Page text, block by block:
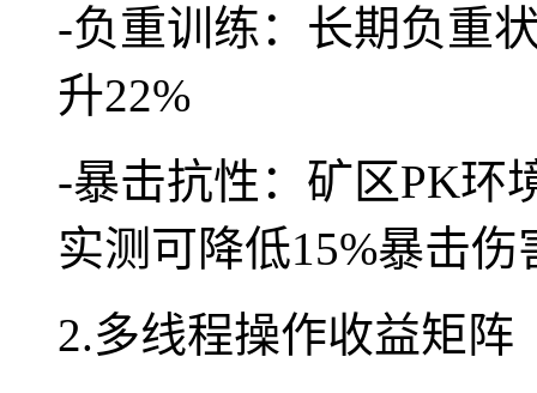
-负重训练：长期负重
升22%
-暴击抗性：矿区PK环
实测可降低15%暴击伤
2.多线程操作收益矩阵